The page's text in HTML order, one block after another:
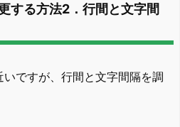
する方法2．行間と文字間
ですが、行間と文字間隔を調